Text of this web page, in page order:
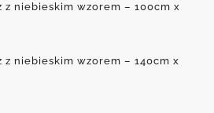
z niebieskim wzorem – 100cm x
z niebieskim wzorem – 140cm x